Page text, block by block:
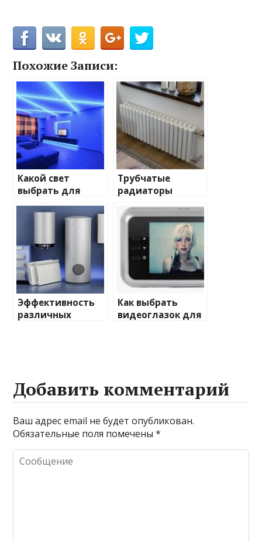
Похожие Записи:
Какой свет
выбрать для
домашнего
освещения
Трубчатые
радиаторы
отопления: виды
и характеристики
Эффективность
различных
Как выбрать
видеоглазок для
Добавить комментарий
Ваш адрес email не будет опубликован.
Обязательные поля помечены*